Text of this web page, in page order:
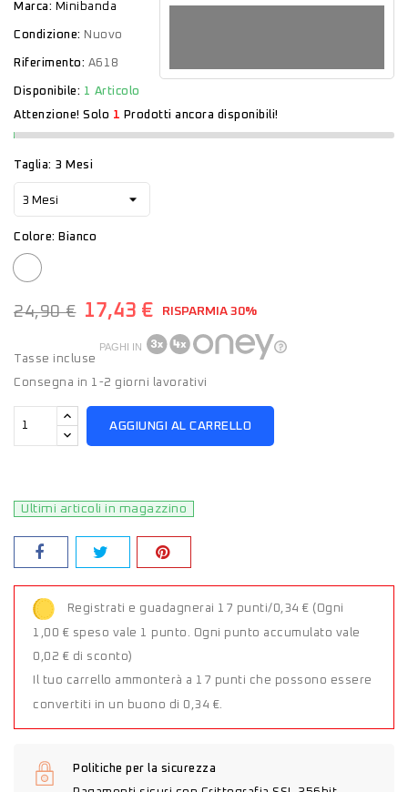
Marca: Minibanda
Condizione: Nuovo
Riferimento: A618
Disponibile: 1 Articolo
Attenzione! Solo 1 Prodotti ancora disponibili!
Taglia: 3 Mesi
Colore: Bianco
Bianco
24,90 € 17,43 € RISPARMIA 30%
Tasse incluse
PAGHI IN
Consegna in 1-2 giorni lavorativi
AGGIUNGI AL CARRELLO
Ultimi articoli in magazzino
Registrati e guadagnerai 17 punti/0,34 € (Ogni
1,00 € speso vale 1 punto. Ogni punto accumulato vale
0,02 € di sconto)
Il tuo carrello ammonterà a 17 punti che possono essere
convertiti in un buono di 0,34 €.
Politiche per la sicurezza